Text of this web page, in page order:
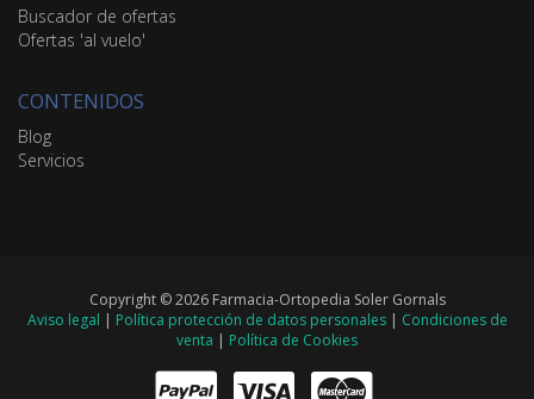
Buscador de ofertas
Ofertas 'al vuelo'
CONTENIDOS
Blog
Servicios
Copyright © 2026 Farmacia-Ortopedia Soler Gornals
Aviso legal | Política protección de datos personales| Condiciones de
venta | Política de Cookies